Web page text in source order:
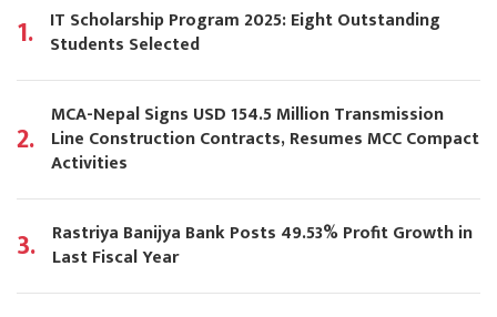
1. IT Scholarship Program 2025: Eight Outstanding
Students Selected
2.
MCA-Nepal Signs USD 154.5 Million Transmission
Line Construction Contracts, Resumes MCC Compact
Activities
3. Rastriya Banijya Bank Posts 49.53% Profit Growth in
Last Fiscal Year